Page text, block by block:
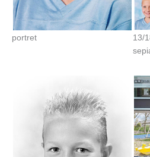
portret
13/